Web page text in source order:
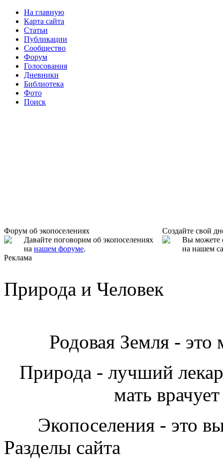
На главную
Карта сайта
Статьи
Публикации
Сообщество
Форум
Голосования
Дневники
Библиотека
Фото
Поиск
Форум об экопоселениях
Давайте поговорим об экопоселениях
на нашем форуме.
Создайте свой
Вы можете
на нашем
Реклама
Природа и Человек
Родовая Земля - это
Природа - лучший
мать
Экопоселения - это
Разделы сайта